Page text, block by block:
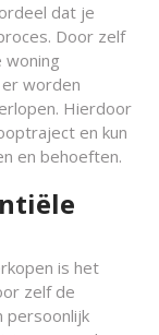
dat je
Door zelf
woning
worden
Hierdoor
en kun
en behoeften.
is het
zelf de
persoonlijk